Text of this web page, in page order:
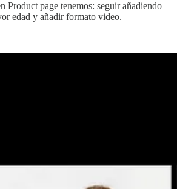
Product page tenemos: seguir añadiendo
edad y añadir formato video.